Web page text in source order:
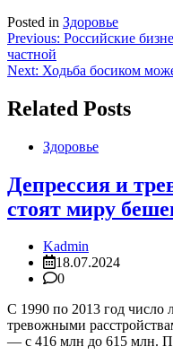
Posted in Здоровье
Навигация
по
Previous: Российские
частной
Next: Ходьба босиком
Related Posts
Здоровье
Депрессия и
стоят миру
Kadmin
18.07.2024
0
С 1990 по 2013 год число
тревожными
— с 416 млн до 615 млн.